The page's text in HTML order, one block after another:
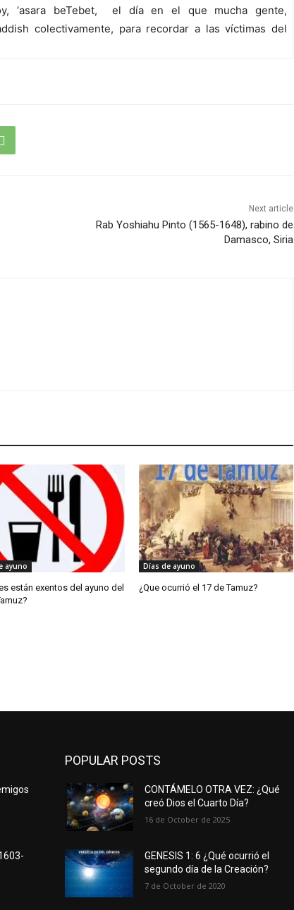
‘asara beTebet, el día en el que mucha gente,
colectivamente, para recordar a las víctimas del
Next article
Rab Yoshiahu Pinto (1565-1648), rabino de
Damasco, Siria
ayuno
están exentos del ayuno del
Días de ayuno
¿Que ocurrió el 17 de Tamuz?
POPULAR POSTS
CONTÁMELO OTRA VEZ: ¿Qué
creó Dios el Cuarto Día?
16 de October de 2025
GENESIS 1: 6 ¿Qué ocurrió el
segundo día de la Creación?
7 de October de 2020